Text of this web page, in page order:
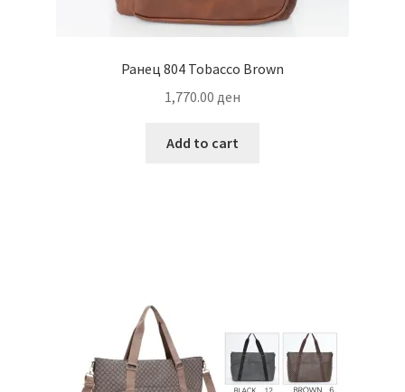
Ранец 804 Tobacco Brown
1,770.00 ден
Add to cart